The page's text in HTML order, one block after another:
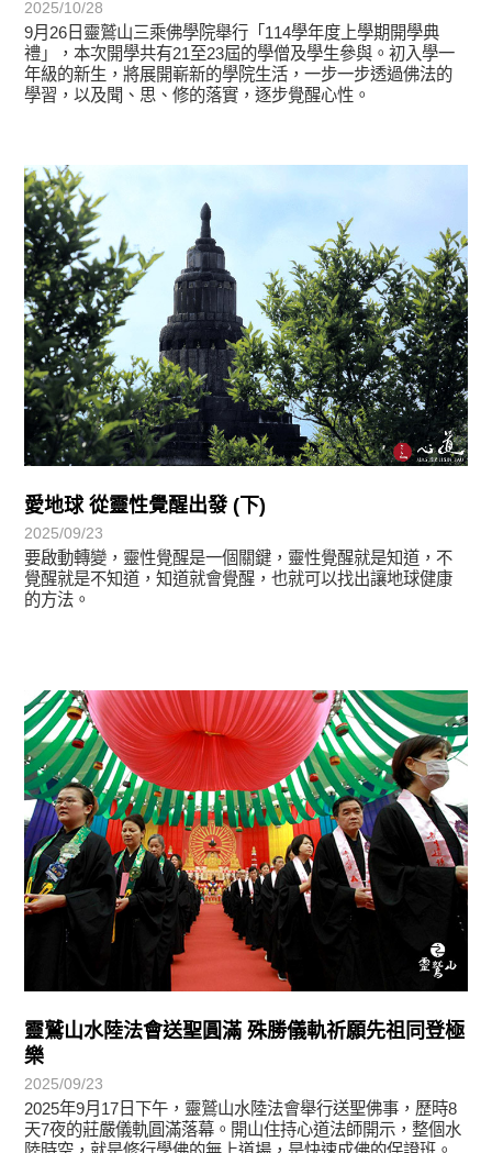
2025/10/28
9月26日靈鷲山三乘佛學院舉行「114學年度上學期開學典
禮」，本次開學共有21至23屆的學僧及學生參與。初入學一
年級的新生，將展開嶄新的學院生活，一步一步透過佛法的
學習，以及聞、思、修的落實，逐步覺醒心性。
愛地球 從靈性覺醒出發 (下)
2025/09/23
要啟動轉變，靈性覺醒是一個關鍵，靈性覺醒就是知道，不
覺醒就是不知道，知道就會覺醒，也就可以找出讓地球健康
的方法。
靈鷲山水陸法會送聖圓滿 殊勝儀軌祈願先祖同登極
樂
2025/09/23
2025年9月17日下午，靈鷲山水陸法會舉行送聖佛事，歷時8
天7夜的莊嚴儀軌圓滿落幕。開山住持心道法師開示，整個水
最新消息